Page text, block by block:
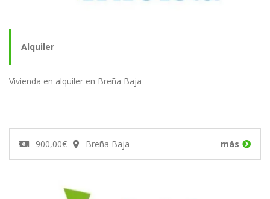
Alquiler
Vivienda en alquiler en Breña Baja
900,00€ Breña Baja más